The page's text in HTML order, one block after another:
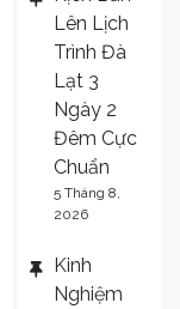
Lên Lịch
Trình Đà
Lạt 3
Ngày 2
Đêm Cực
Chuẩn
5 Tháng 8,
2026
Kinh
Nghiệm